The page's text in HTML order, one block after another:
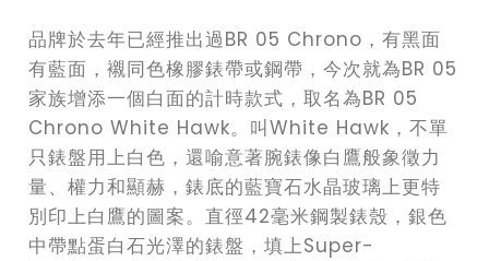
品牌於去年已經推出過BR 05 Chrono，有黑面
有藍面，襯同色橡膠錶帶或鋼帶，今次就為BR 05
家族增添一個白面的計時款式，取名為BR 05
Chrono White Hawk。叫White Hawk，不單
只錶盤用上白色，還喻意著腕錶像白鷹般象徵力
量、權力和顯赫，錶底的藍寶石水晶玻璃上更特
別印上白鷹的圖案。直徑42毫米鋼製錶殼，銀色
中帶點蛋白石光澤的錶盤，填上Super-